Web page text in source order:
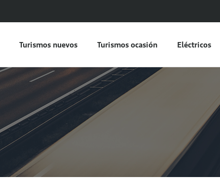
Turismos nuevos Turismos ocasión Eléctricos